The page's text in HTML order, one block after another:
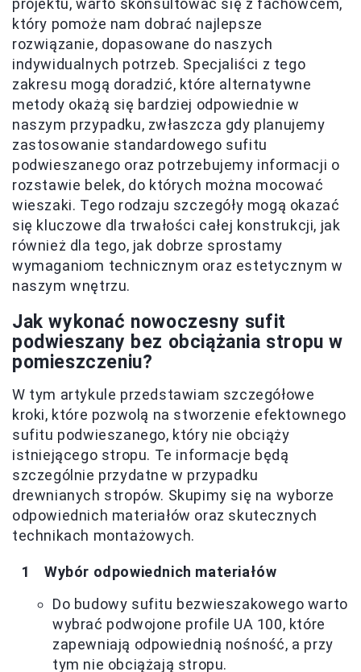
który pomoże nam dobrać najlepsze
rozwiązanie, dopasowane do naszych
indywidualnych potrzeb. Specjaliści z tego
zakresu mogą doradzić, które alternatywne
metody okażą się bardziej odpowiednie w
naszym przypadku, zwłaszcza gdy planujemy
zastosowanie standardowego sufitu
podwieszanego oraz potrzebujemy informacji o
rozstawie belek, do których można mocować
wieszaki. Tego rodzaju szczegóły mogą okazać
się kluczowe dla trwałości całej konstrukcji, jak
również dla tego, jak dobrze sprostamy
wymaganiom technicznym oraz estetycznym w
naszym wnętrzu.
Jak wykonać nowoczesny sufit
podwieszany bez obciążania stropu w
pomieszczeniu?
W tym artykule przedstawiam szczegółowe
kroki, które pozwolą na stworzenie efektownego
sufitu podwieszanego, który nie obciąży
istniejącego stropu. Te informacje będą
szczególnie przydatne w przypadku
drewnianych stropów. Skupimy się na wyborze
odpowiednich materiałów oraz skutecznych
technikach montażowych.
Wybór odpowiednich materiałów
Do budowy sufitu bezwieszakowego warto
wybrać podwojone profile UA 100, które
zapewniają odpowiednią nośność, a przy
tym nie obciążają stropu.